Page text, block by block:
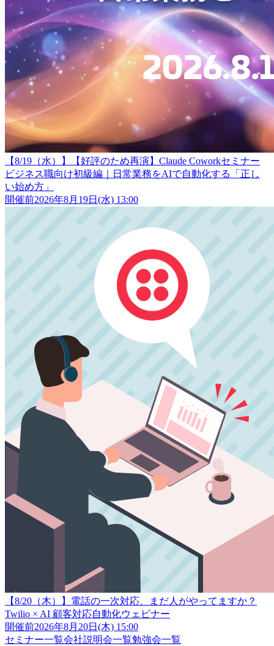
【8/19（水）】【好評のため再演】Claude Coworkセミナー
ビジネス職向け初級編｜日常業務をAIで自動化する「正し
い始め方」
開催前2026年8月19日(水) 13:00
【8/20（木）】電話の一次対応、まだ人がやってますか？
Twilio × AI 顧客対応自動化ウェビナー
開催前2026年8月20日(木) 15:00
セミナー一覧会社説明会一覧勉強会一覧